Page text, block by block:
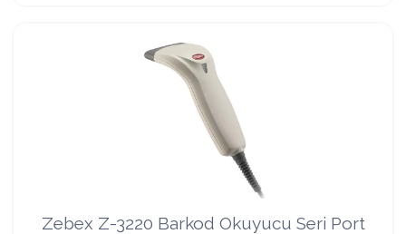
Zebex Z-3220 Barkod Okuyucu Seri Port